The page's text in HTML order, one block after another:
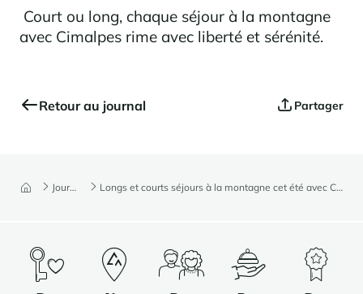
Court ou long, chaque séjour à la montagne
avec Cimalpes rime avec liberté et sérénité.
Retour au journal Partager
Journal Longs et courts séjours à la montagne cet été avec Cimalpes